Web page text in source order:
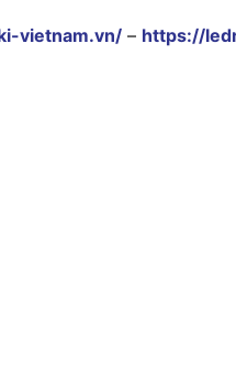
vietnam.vn/ – https://